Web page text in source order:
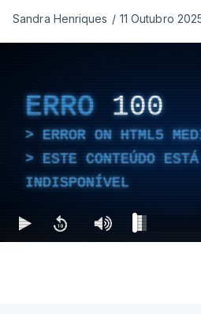
Sandra Henriques / 11 Outubro
ERRO 100
ERROR ON HTML5
ESTE CONTEÚDO
INDISPONÍVEL